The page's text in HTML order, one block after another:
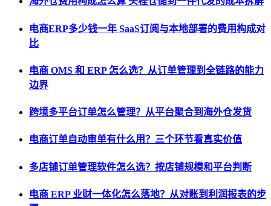
电商ERP多少钱一年 SaaS订阅与本地部署的费用构成对
比
电商 OMS 和 ERP 怎么选？从订单管理到全链路的能力
边界
跨境多平台订单怎么管理？从平台聚合到海外仓发货
电商订单自动审单有什么用？三个环节看真实价值
多店铺订单管理软件怎么选？按店铺规模和平台判断
电商 ERP 业财一体化怎么落地？从对账到利润报表的步